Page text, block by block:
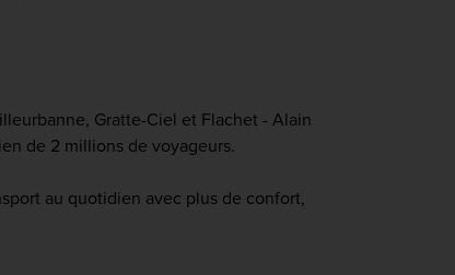
Gratte-Ciel et Flachet - Alain
de 2 millions de voyageurs.
au quotidien avec plus de confort,